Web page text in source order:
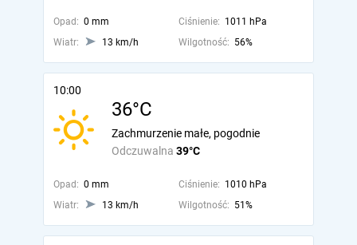
Opad: 0 mm Ciśnienie: 1011 hPa
Wiatr:
13 km/h Wilgotność: 56%
10:00
36°C
Odczuwalna 39°C
Zachmurzenie małe, pogodnie
Opad: 0 mm Ciśnienie: 1010 hPa
Wiatr:
13 km/h Wilgotność: 51%